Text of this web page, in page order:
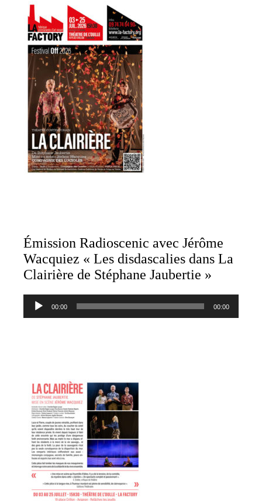
Émission Radioscenic avec Jérôme
Wacquiez « Les disdascalies dans La
Clairière de Stéphane Jaubertie »
Lecteur
audio
00:00 00:00